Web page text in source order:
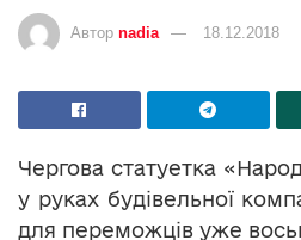
Автор nadia 18.12.2018
Чергова статуетка
у руках будівельної
для переможців уже